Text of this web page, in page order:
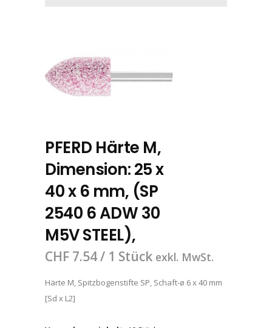
PFERD Härte M,
Dimension: 25 x
40 x 6 mm, (SP
2540 6 ADW 30
M5V STEEL),
CHF 7.54/ 1 Stück exkl. MwSt.
Härte M, Spitzbogenstifte SP, Schaft-ø 6 x 40 mm
[Sd x L2]